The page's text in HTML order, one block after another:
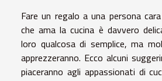
Fare un regalo a una persona
che ama la cucina è davvero
loro qualcosa di semplice, ma
apprezzeranno. Ecco alcuni
piaceranno agli appassionati di